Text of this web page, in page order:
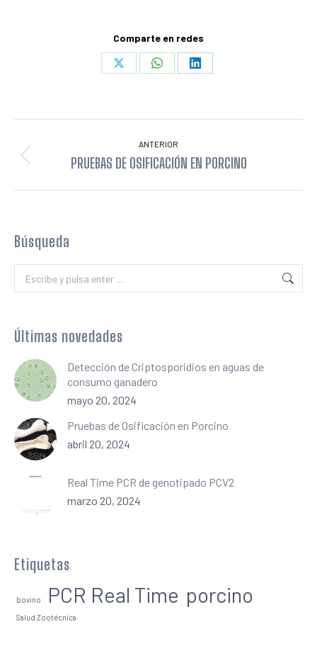
Comparte en redes
Share
Share
Share
ENTRE
PUBLICACIONES
ANTERIOR
Publicación
PRUEBAS DE OSIFICACIÓN EN PORCINO
Búsqueda
Últimas novedades
Detección de Criptosporidios en aguas de
consumo ganadero
mayo 20, 2024
Pruebas de Osificación en Porcino
abril 20, 2024
Real Time PCR de genotipado PCV2
marzo 20, 2024
Etiquetas
bovino PCR Real Time porcino
Salud Zootécnica